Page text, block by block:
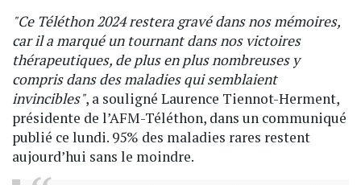
"Ce Téléthon 2024 restera gravé dans nos mémoires,
car il a marqué un tournant dans nos victoires
thérapeutiques, de plus en plus nombreuses y
compris dans des maladies qui semblaient
invincibles", a souligné Laurence Tiennot-Herment,
présidente de l’AFM-Téléthon, dans un communiqué
publié ce lundi. 95% des maladies rares restent
aujourd’hui sans le moindre.